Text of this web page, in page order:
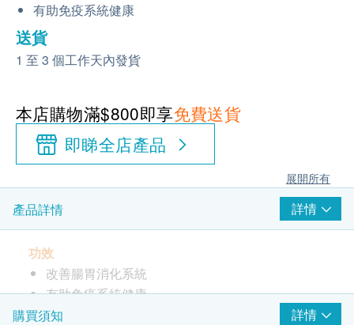
有助免疫系統健康
送貨
1 至 3 個工作天內發貨
本店購物滿$800即享免費送貨
即睇全店產品
展開所有
產品詳情 詳情
功效
改善腸胃消化系統
有助免疫系統健康
購買須知 詳情